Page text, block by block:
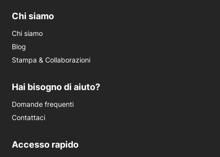
Chi siamo
Chi siamo
Blog
Stampa & Collaborazioni
Hai bisogno di aiuto?
Domande frequenti
Contattaci
Accesso rapido